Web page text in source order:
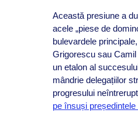
Această presiune a
acele „piese de
bulevardele
Grigorescu sau
un etalon al
mândrie delegațiilor
progresului
pe însuși